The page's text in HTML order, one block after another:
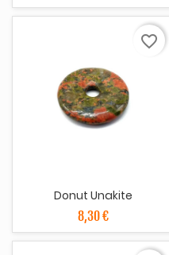
Donut Unakite
8,30 €
favorite_border